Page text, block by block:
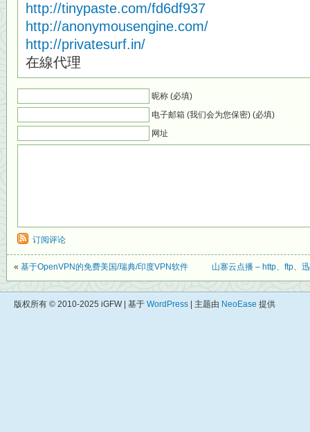
http://tinypaste.com/fd6df937
http://anonymousengine.com/
http://privatesurf.in/
在線代理
昵称 (必填)
电子邮箱 (我们会为您保密) (必填)
网址
订阅评论
« 基于OpenVPN的免费美国/瑞典/印度VPN软件 山寨云点播 – http、ftp、
版权所有 © 2010-2025 iGFW | 基于 WordPress | 主题由 NeoEase 提供